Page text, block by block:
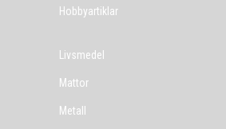
Hobbyartiklar
Livsmedel
Mattor
Metall